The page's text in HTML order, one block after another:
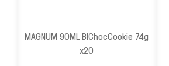
MAGNUM 90ML BlChocCookie 74g
x20